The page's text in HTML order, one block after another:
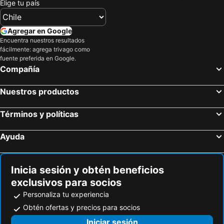
Howard Johnson by Wyndham Houston Hobby Airport
Main Street Square
BBVA Compass Stadium
Angelina County Airport
Scholes International Airport at Galveston
Wharton Regional Airport
Galveston Revival Race
Elige tu país
Agregar en Google
Encuentra nuestros resultados
fácilmente: agrega trivago como
fuente preferida en Google.
Compañía
Nuestros productos
Términos y políticas
Ayuda
Inicia sesión y obtén beneficios
exclusivos para socios
Personaliza tu experiencia
Obtén ofertas y precios para socios
Iniciar sesión